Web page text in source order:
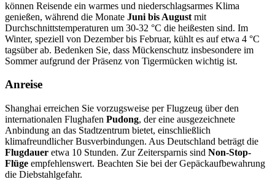
können Reisende ein warmes und niederschlagsarmes Klima
genießen, während die Monate Juni bis August mit
Durchschnittstemperaturen um 30-32 °C die heißesten sind. Im
Winter, speziell von Dezember bis Februar, kühlt es auf etwa 4 °C
tagsüber ab. Bedenken Sie, dass Mückenschutz insbesondere im
Sommer aufgrund der Präsenz von Tigermücken wichtig ist.
Anreise
Shanghai erreichen Sie vorzugsweise per Flugzeug über den
internationalen Flughafen Pudong, der eine ausgezeichnete
Anbindung an das Stadtzentrum bietet, einschließlich
klimafreundlicher Busverbindungen. Aus Deutschland beträgt die
Flugdauer etwa 10 Stunden. Zur Zeitersparnis sind Non-Stop-
Flüge empfehlenswert. Beachten Sie bei der Gepäckaufbewahrung
die Diebstahlgefahr.